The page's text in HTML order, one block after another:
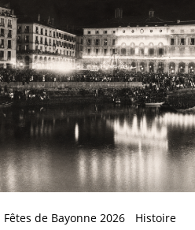
Fêtes de Bayonne 2026 Histoire